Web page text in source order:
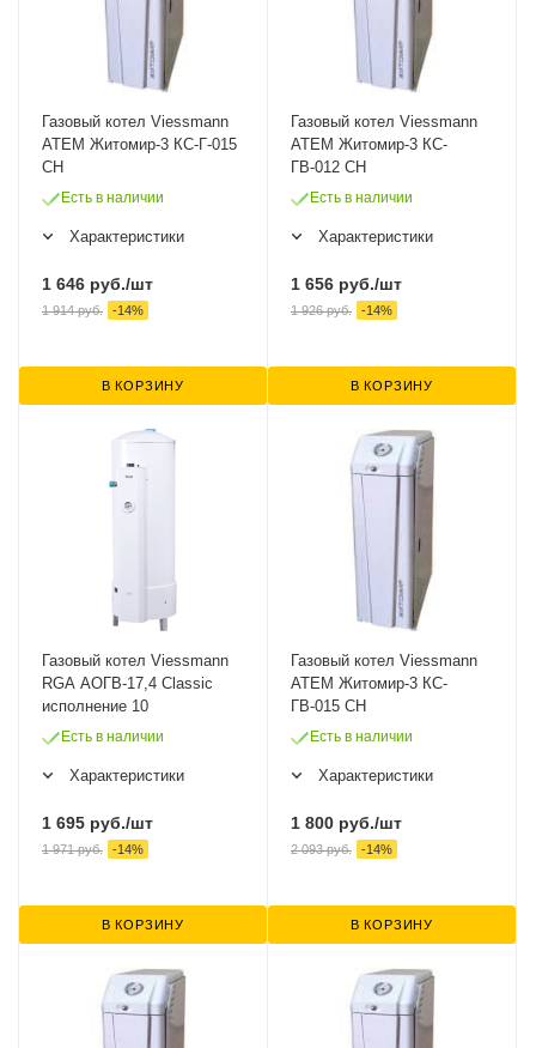
Газовый котел Viessmann
ATEM Житомир-3 КС-Г-015
СН
Есть в наличии
Характеристики
1 646 руб./шт
1 914руб. -14%
В КОРЗИНУ
Газовый котел Viessmann
ATEM Житомир-3 КС-
ГВ-012 СН
Есть в наличии
Характеристики
1 656 руб./шт
1 926руб. -14%
В КОРЗИНУ
Газовый котел Viessmann
RGA АОГВ-17,4 Classic
исполнение 10
Есть в наличии
Характеристики
1 695 руб./шт
1 971руб. -14%
В КОРЗИНУ
Газовый котел Viessmann
ATEM Житомир-3 КС-
ГВ-015 СН
Есть в наличии
Характеристики
1 800 руб./шт
2 093руб. -14%
В КОРЗИНУ